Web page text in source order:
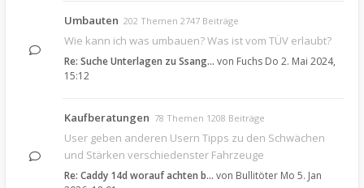
Umbauten 202 Themen 2747 Beiträge
Wie kann ich was umbauen? Was ist vom TÜV erlaubt?
Re: Suche Unterlagen zu Ssang… von Fuchs Do 2. Mai 2024,
15:12
Kaufberatungen 78 Themen 1208 Beiträge
User geben anderen Usern Tipps zu den Schwächen
und Stärken verschiedenster Fahrzeuge
Re: Caddy 14d worauf achten b… von Bullitöter Mo 5. Jan